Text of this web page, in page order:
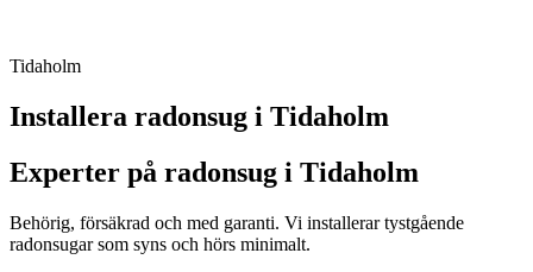
Tidaholm
Installera radonsug i Tidaholm
Experter på radonsug i Tidaholm
Behörig, försäkrad och med garanti. Vi installerar tystgående
radonsugar som syns och hörs minimalt.